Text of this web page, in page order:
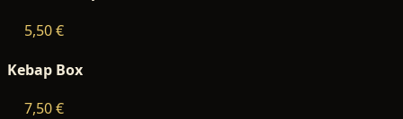
5,50 €
Kebap Box
7,50 €